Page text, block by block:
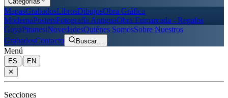
MapasGrabadosLibrosDibujosObra Gráfica
ModernaPostersFotografía AntiguaObra Enmarcada - Regalos
GoyaPiranesiNovedadesQuiénes SomosSobre Nuestros
GrabadosContacto Buscar…
Menú
ES |
EN
✕
Secciones